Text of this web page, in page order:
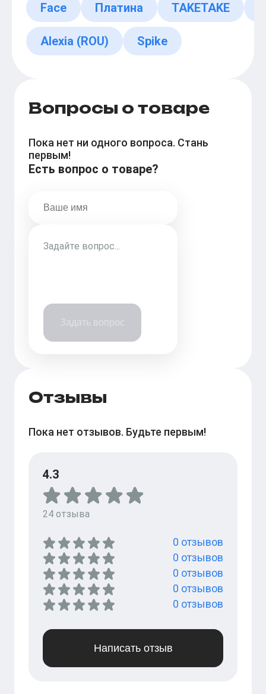
Face Платина TAKETAKE
Alexia (ROU) Spike
Вопросы о товаре
Пока нет ни одного вопроса. Стань
первым!
Есть вопрос о товаре?
Задать вопрос
Отзывы
Пока нет отзывов. Будьте первым!
4.3
24 отзыва
0 отзывов
0 отзывов
0 отзывов
0 отзывов
0 отзывов
Написать отзыв